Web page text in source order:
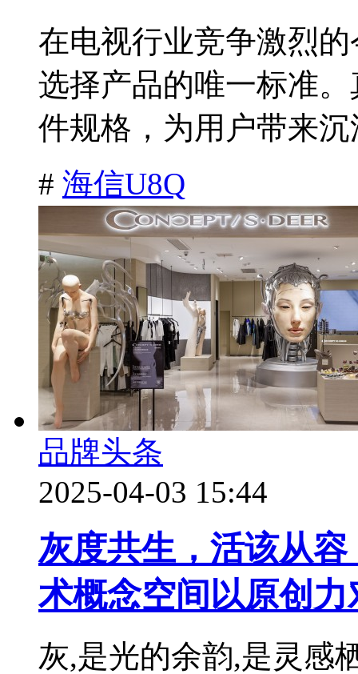
在电视行业竞争激烈
选择产品的唯一标准
件规格，为用户带来沉
# 海信U8Q
品牌头条
2025-04-03 15:44
灰度共生，活该从容
术概念空间以原创
灰,是光的余韵,是灵感